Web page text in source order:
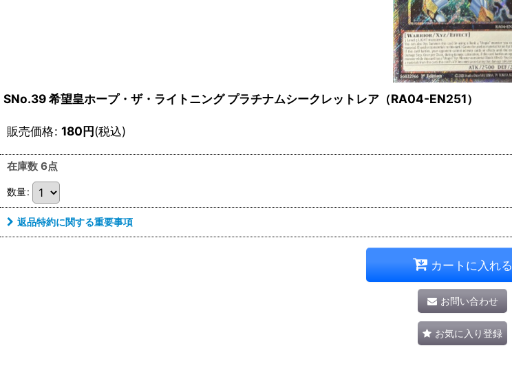
SNo.39 希望皇ホープ・ザ・ライトニング プラチナムシークレットレア（RA04-EN251）
販売価格: 180円(税込)
在庫数 6点
数量:
返品特約に関する重要事項
カートに入れる
お問い合わせ
お気に入り登録